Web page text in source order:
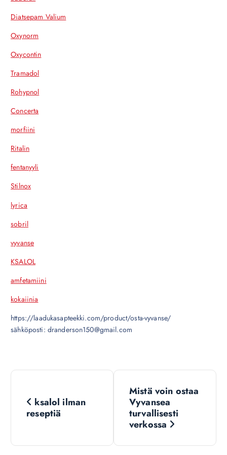
Diatsepam Valium
Oxynorm
Oxycontin
Tramadol
Rohypnol
Concerta
morfiini
Ritalin
fentanyyli
Stilnox
lyrica
sobril
vyvanse
KSALOL
amfetamiini
kokaiinia
https://laadukasapteekki.com/product/osta-vyvanse/
sähköposti: dranderson150@gmail.com
N
ksalol ilman
reseptiä
Mistä voin ostaa
Vyvansea
turvallisesti
verkossa